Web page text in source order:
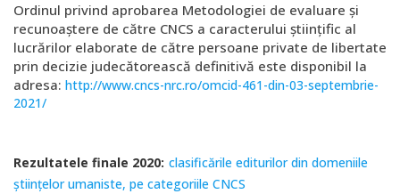
Ordinul privind aprobarea Metodologiei de evaluare și
recunoaștere de către CNCS a caracterului științific al
lucrărilor elaborate de către persoane private de libertate
prin decizie judecătorească definitivă este disponibil la
adresa: http://www.cncs-nrc.ro/omcid-461-din-03-septembrie-
2021/
Rezultatele finale 2020: clasificările editurilor din domeniile
științelor umaniste, pe categoriile CNCS